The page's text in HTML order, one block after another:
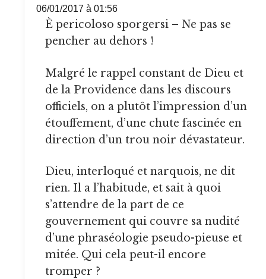
06/01/2017 à 01:56
È pericoloso sporgersi – Ne pas se
pencher au dehors !
Malgré le rappel constant de Dieu et
de la Providence dans les discours
officiels, on a plutôt l’impression d’un
étouffement, d’une chute fascinée en
direction d’un trou noir dévastateur.
Dieu, interloqué et narquois, ne dit
rien. Il a l’habitude, et sait à quoi
s’attendre de la part de ce
gouvernement qui couvre sa nudité
d’une phraséologie pseudo-pieuse et
mitée. Qui cela peut-il encore
tromper ?